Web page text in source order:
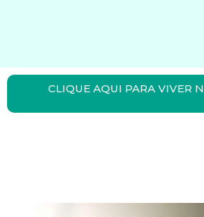
CLIQUE AQUI PARA VIVER